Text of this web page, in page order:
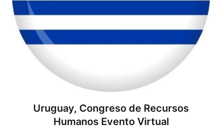
Uruguay, Congreso de Recursos
Humanos Evento Virtual